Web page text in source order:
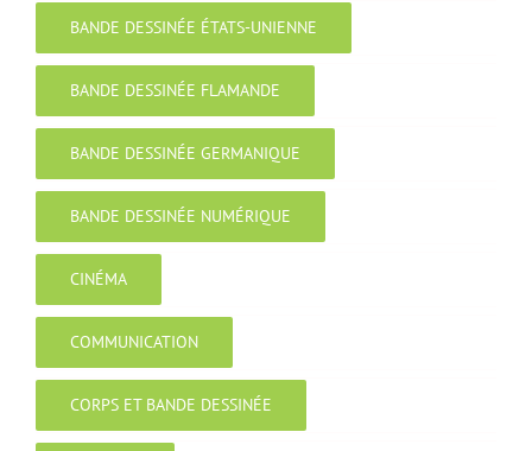
BANDE DESSINÉE ÉTATS-UNIENNE
BANDE DESSINÉE FLAMANDE
BANDE DESSINÉE GERMANIQUE
BANDE DESSINÉE NUMÉRIQUE
CINÉMA
COMMUNICATION
CORPS ET BANDE DESSINÉE